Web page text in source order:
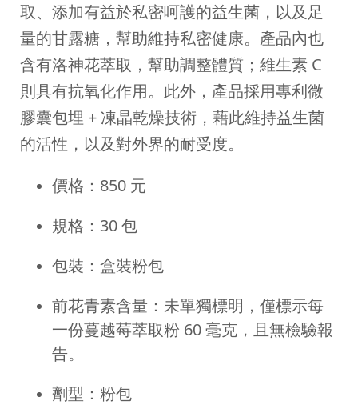
取、添加有益於私密呵護的益生菌，以及足
量的甘露糖，幫助維持私密健康。產品內也
含有洛神花萃取，幫助調整體質；維生素 C
則具有抗氧化作用。此外，產品採用專利微
膠囊包埋 + 凍晶乾燥技術，藉此維持益生菌
的活性，以及對外界的耐受度。
價格：850 元
規格：30 包
包裝：盒裝粉包
前花青素含量：未單獨標明，僅標示每
一份蔓越莓萃取粉 60 毫克，且無檢驗報
告。
劑型：粉包